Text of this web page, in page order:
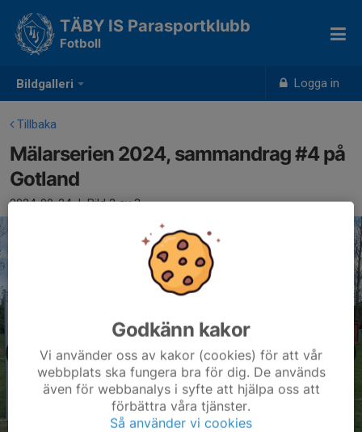
Bildgalleri Logga in
TÄBY IS Parasportklubb
Fotboll
Tillbaka
Mälarserien 2024, sammandrag #4 på
Gotland
2024-09-24 |Bild2av 3
Godkänn kakor
Vi använder oss av kakor (cookies) för att vår
webbplats ska fungera bra för dig. De används
även för webbanalys i syfte att hjälpa oss att
förbättra våra tjänster.
Så använder vi cookies